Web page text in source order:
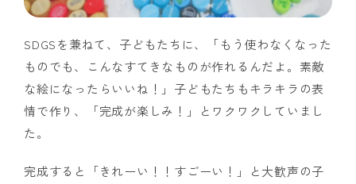
SDGSを兼ねて、子どもたちに、「もう使わなくなった
ものでも、こんなすてきなものが作れるんだよ。素敵
な絵になったらいいね！」子どもたちもキラキラの表
情で作り、「完成が楽しみ！」とワクワクしていまし
た。
完成すると「きれーい！！すごーい！」と大歓声の子